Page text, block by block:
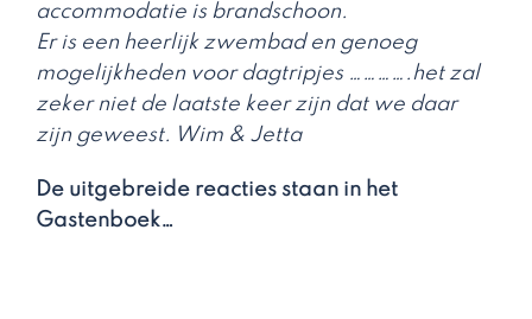
accommodatie is brandschoon.
Er is een heerlijk zwembad en genoeg
mogelijkheden voor dagtripjes ………….het zal
zeker niet de laatste keer zijn dat we daar
zijn geweest. Wim & Jetta
De uitgebreide reacties staan in het
Gastenboek…